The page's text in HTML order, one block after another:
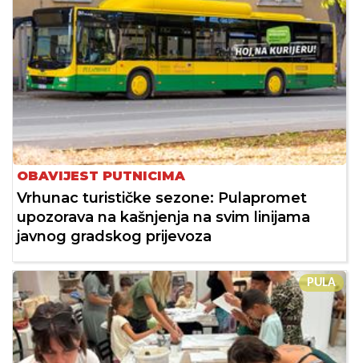
OBAVIJEST PUTNICIMA
Vrhunac turističke sezone: Pulapromet
upozorava na kašnjenja na svim linijama
javnog gradskog prijevoza
PULA